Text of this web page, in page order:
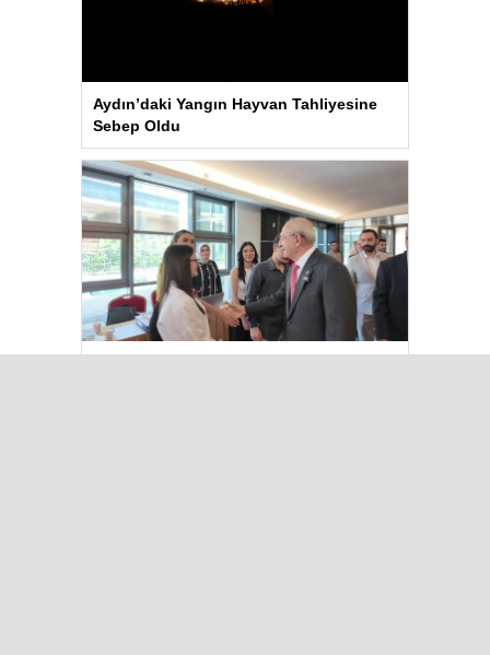
Aydın’daki Yangın Hayvan Tahliyesine
Sebep Oldu